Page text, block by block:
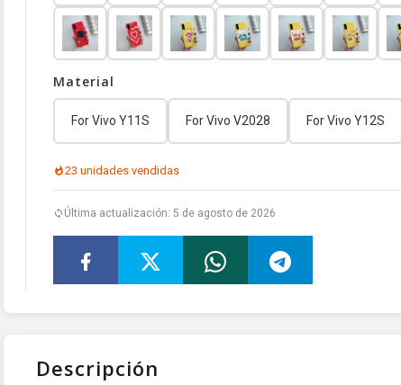
Material
For Vivo Y11S For Vivo V2028 For Vivo Y12S
23 unidades vendidas
Última actualización: 5 de agosto de 2026
Descripción